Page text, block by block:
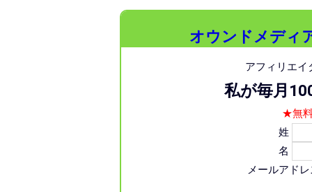
オウンドメディ
アフィリエイ
私が毎月
★無
姓
名
メールアド